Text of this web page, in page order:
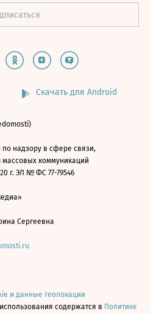
Скачать для Android
надзору в сфере связи,
коммуникаций
г. ЭЛ № ФС 77-79546
Сергеевна
и данные геолокации
содержатся в Политике